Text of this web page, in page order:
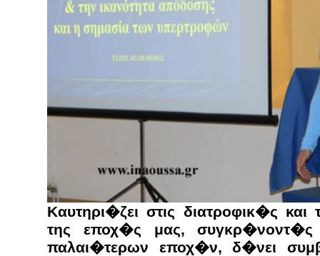
Καυτηρι�ζει στις διατροφικ�ς και
της εποχ�ς μας,
παλαι�τερων εποχ�ν, δ�νει